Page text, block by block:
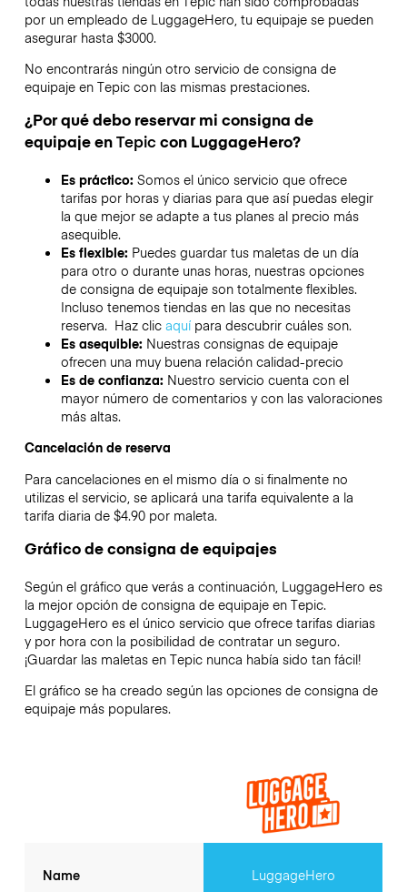
por un empleado de LuggageHero, tu equipaje se pueden
asegurar hasta $3000.
No encontrarás ningún otro servicio de consigna de
equipaje en Tepiccon las mismas prestaciones.
¿Por qué debo reservar mi consigna de
equipaje enTepic con LuggageHero?
Es práctico: Somos el único servicio que ofrece
tarifas por horas y diarias para que así puedas elegir
la que mejor se adapte a tus planes al precio más
asequible.
Es flexible: Puedes guardar tus maletas de un día
para otro o durante unas horas, nuestras opciones
de consigna de equipaje son totalmente flexibles.
Incluso tenemos tiendas en las que no necesitas
reserva. Haz clic aquípara descubrir cuáles son.
Es asequible: Nuestras consignas de equipaje
ofrecen una muy buena relación calidad-precio
Es de confianza: Nuestro servicio cuenta con el
mayor número de comentarios y con las valoraciones
más altas.
Cancelación de reserva
Para cancelaciones en el mismo día o si finalmente no
utilizas el servicio, se aplicará una tarifa equivalente a la
tarifa diaria de $4.90 por maleta.
Gráfico de consigna de equipajes
Según el gráfico que verás a continuación, LuggageHero es
la mejor opción de consigna de equipaje en Tepic.
LuggageHero es el único servicio que ofrece tarifas diarias
y por hora con la posibilidad de contratar un seguro.
¡Guardar las maletas en Tepicnunca había sido tan fácil!
El gráfico se ha creado según las opciones de consigna de
equipaje más populares.
Name LuggageHero